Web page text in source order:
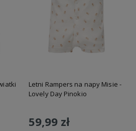
Letni Rampers na napy Misie -
Lovely Day Pinokio
59,99 zł